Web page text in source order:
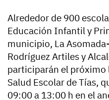
Alrededor de 900
Educación Infantil y
municipio, La
Rodríguez Artiles y
participarán el próximo
Salud Escolar de Tías,
09:00 a 13:00 h en el